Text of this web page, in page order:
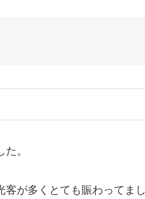
。
が多くとても賑わってまし